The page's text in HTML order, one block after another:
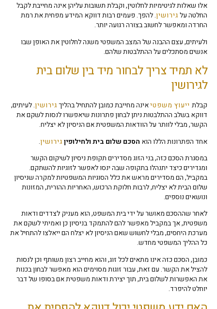
אלו שאלות לגיטימיות לחלוטין, וקבלת תשובות עליהן אינה מחייבת לקבל
החלטה עלגירושין. להפך. פעמים רבות דווקא המידע מפחית את רמת
החרדה ומאפשר לחשוב בצורה רגועה יותר.
ולעיתים, עצם ההבנה של המצב המשפטי משנה לחלוטין את האופן שבו
אנשים מסתכלים על ההתלבטות שלהם.
לא תמיד צריך לבחור מיד בין שלום בית
לגירושין
קבלתייעוץ משפטיאינה מחייבת כמובן להתחיל בהליךגירושין. לעיתים,
דווקא בשלב ההתלבטות ניתן לבחון פתרונות שיאפשרו לנסות לשקם את
הקשר, מבלי לוותר על הוודאות המשפטית אם הניסיון לא יצליח.
אחד הפתרונות הללו הואהסכם שלום בית ולחילופיןגירושין.
במסגרת הסכם כזה, בני הזוג מסדירים תקופת ניסיון לשיקום הקשר
ומגדירים כיצד יתנהלו בתקופה שבה ינסו לאפשר לזוגיות להשתקם.
במקביל, הם מסדירים מראש את כלל הסוגיות המשפטיות למקרה שניסיון
שלום הבית לא יצליח, לרבות חלוקת הרכוש, האחריות ההורית, המזונות
ונושאים נוספים.
לאחר שההסכם מאושר על ידי בית המשפט, הוא מעניק לצדדים ודאות
משפטית, אך במקביל מאפשר להם להתמקד בניסיון כן ואמיתי לשקם את
מערכת היחסים, מבלי לחשוש שאם הניסיון לא יצלח הם ייאלצו להתחיל את
כל ההליך המשפטי מחדש.
כמובן, הסכם כזה אינו מתאים לכל זוג, והוא מחייב רצון משותף וכן לנסות
להציל את הקשר. עם זאת, עבור זוגות מסוימים הוא מאפשר לבחון בכנות
את האפשרות לשלום בית, תוך יצירת ודאות משפטית אם בסופו של דבר
יוחלט להיפרד.